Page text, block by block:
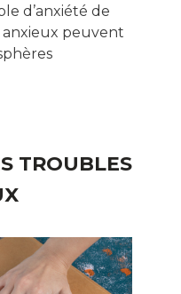
d’anxiété de
anxieux peuvent
TROUBLES